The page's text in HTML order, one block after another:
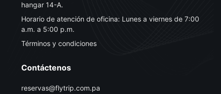
hangar 14-A.
Horario de atención de oficina: Lunes a viernes de 7:00
a.m. a 5:00 p.m.
Términos y condiciones
Contáctenos
reservas@flytrip.com.pa